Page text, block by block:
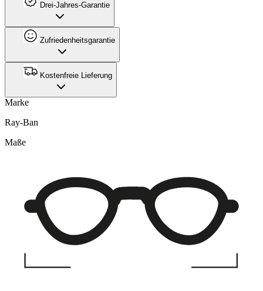
Drei-Jahres-Garantie
Zufriedenheitsgarantie
Kostenfreie Lieferung
Marke
Ray-Ban
Maße